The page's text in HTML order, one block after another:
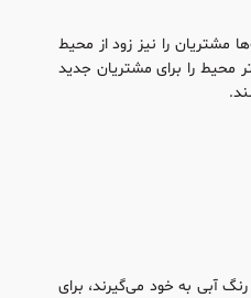
مشتریان را نیز زود از محیط
محیط را برای مشتریان جدید
آبی به خود می‌گیرند، برای